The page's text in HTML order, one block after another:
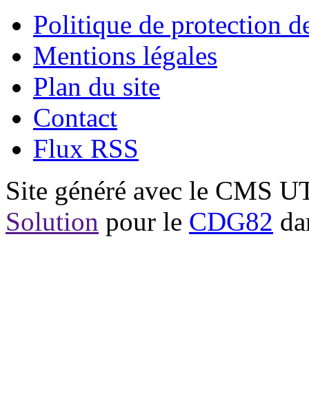
Politique de protection
Mentions légales
Plan du site
Contact
Flux RSS
Site généré avec le CMS
Solution pour le CDG82